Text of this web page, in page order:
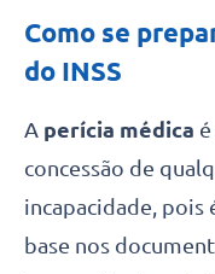
Como se
do INSS
A perícia médica
concessão de
incapacidade, pois
base nos